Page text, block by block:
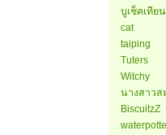
บูเช็คเทียน
cat
taiping
Tuters
Witchy
นางสาวส
BiscuitzZ